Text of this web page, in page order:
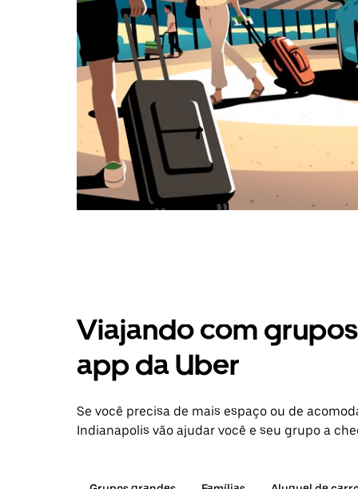
Viajando com
app da Uber
Se você precisa de mais espaço ou de
Indianapolis vão ajudar você e seu grupo a